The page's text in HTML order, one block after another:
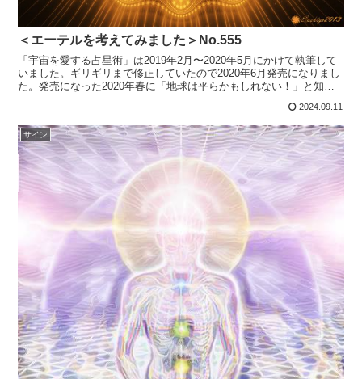
＜エーテルを考えてみました＞No.555
「宇宙を愛する占星術」は2019年2月〜2020年5月にかけて執筆して
いました。ギリギリまで修正していたので2020年6月発売になりまし
た。発売になった2020年春に「地球は平らかもしれない！」と知っ
2024.09.11
サイン